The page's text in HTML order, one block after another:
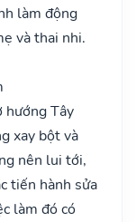
làm động
và thai nhi.
hướng Tây
xay bột và
nên lui tới,
tiến hành sửa
làm đó có